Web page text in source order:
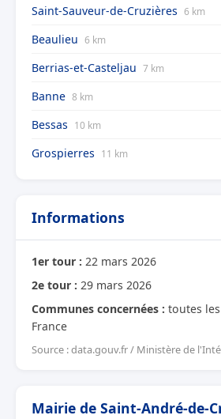
Saint-Sauveur-de-Cruzières 6 km
Beaulieu 6 km
Berrias-et-Casteljau 7 km
Banne 8 km
Bessas 10 km
Grospierres 11 km
Informations
1er tour : 22 mars 2026
2e tour : 29 mars 2026
Communes concernées : toutes
France
Source : data.gouv.fr / Ministère de
Mairie de Saint-André-de-